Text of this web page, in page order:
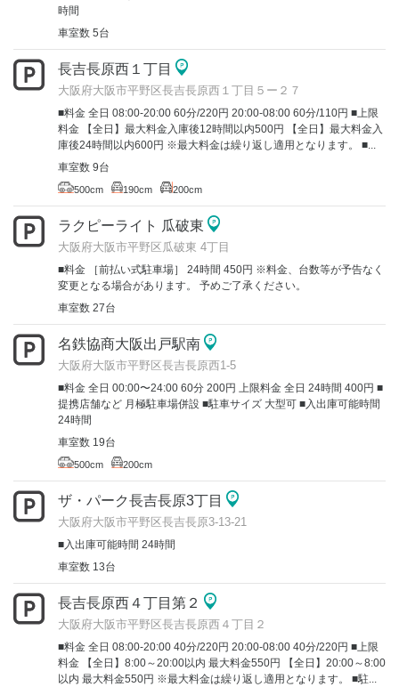
時間
車室数 5台
長吉長原西１丁目
大阪府大阪市平野区長吉長原西１丁目５ー２７
■料金 全日 08:00-20:00 60分/220円 20:00-08:00 60分/110円 ■上限
料金 【全日】最大料金入庫後12時間以内500円 【全日】最大料金入
庫後24時間以内600円 ※最大料金は繰り返し適用となります。 ■...
車室数 9台
500cm 190cm 200cm
ラクピーライト 瓜破東
大阪府大阪市平野区瓜破東 4丁目
■料金 ［前払い式駐車場］ 24時間 450円 ※料金、台数等が予告なく
変更となる場合があります。 予めご了承ください。
車室数 27台
名鉄協商大阪出戸駅南
大阪府大阪市平野区長吉長原西1-5
■料金 全日 00:00〜24:00 60分 200円 上限料金 全日 24時間 400円 ■
提携店舗など 月極駐車場併設 ■駐車サイズ 大型可 ■入出庫可能時間
24時間
車室数 19台
500cm 200cm
ザ・パーク長吉長原3丁目
大阪府大阪市平野区長吉長原3-13-21
■入出庫可能時間 24時間
車室数 13台
長吉長原西４丁目第２
大阪府大阪市平野区長吉長原西４丁目２
■料金 全日 08:00-20:00 40分/220円 20:00-08:00 40分/220円 ■上限
料金 【全日】8:00～20:00以内 最大料金550円 【全日】20:00～8:00
以内 最大料金550円 ※最大料金は繰り返し適用となります。 ■駐...